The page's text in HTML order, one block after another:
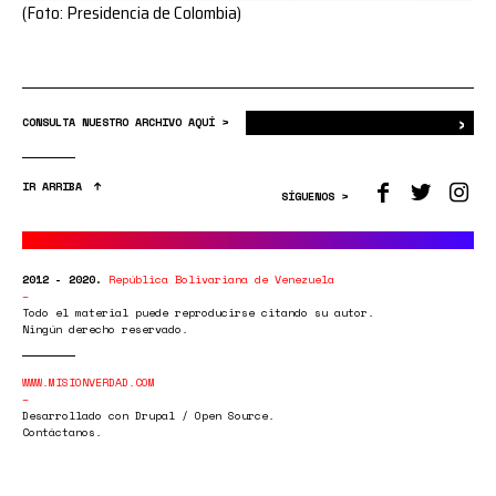
(Foto: Presidencia de Colombia)
CONSULTA NUESTRO ARCHIVO AQUÍ > ›
IR ARRIBA
SÍGUENOS >
2012 - 2020. República Bolivariana de Venezuela
Todo el material puede reproducirse citando su autor.
Ningún derecho reservado.
WWW.MISIONVERDAD.COM
Desarrollado con Drupal / Open Source.
Contáctanos.